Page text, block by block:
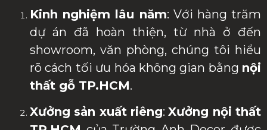
Kinh nghiệm lâu năm: Với hàng trăm
dự án đã hoàn thiện, từ nhà ở đến
showroom, văn phòng, chúng tôi hiểu
rõ cách tối ưu hóa không gian bằng nội
thất gỗ TP.HCM.
Xưởng sản xuất riêng:Xưởng nội thất